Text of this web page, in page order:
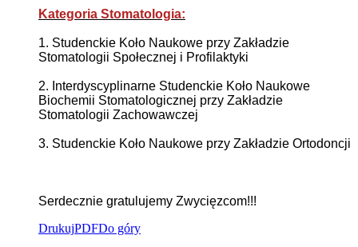
Kategoria Stomatologia:
1. Studenckie Koło Naukowe przy Zakładzie
Stomatologii Społecznej i Profilaktyki
2. Interdyscyplinarne Studenckie Koło Naukowe
Biochemii Stomatologicznej przy Zakładzie
Stomatologii Zachowawczej
3. Studenckie Koło Naukowe przy Zakładzie Ortodoncji
Serdecznie gratulujemy Zwycięzcom!!!
DrukujPDFDo góry